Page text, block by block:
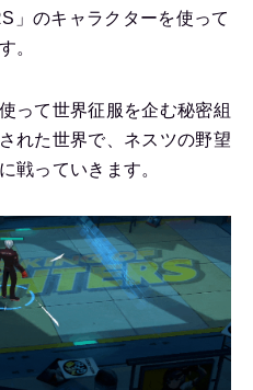
」のキャラクターを使って
。
って世界征服を企む秘密組
れた世界で、ネスツの野望
戦っていきます。